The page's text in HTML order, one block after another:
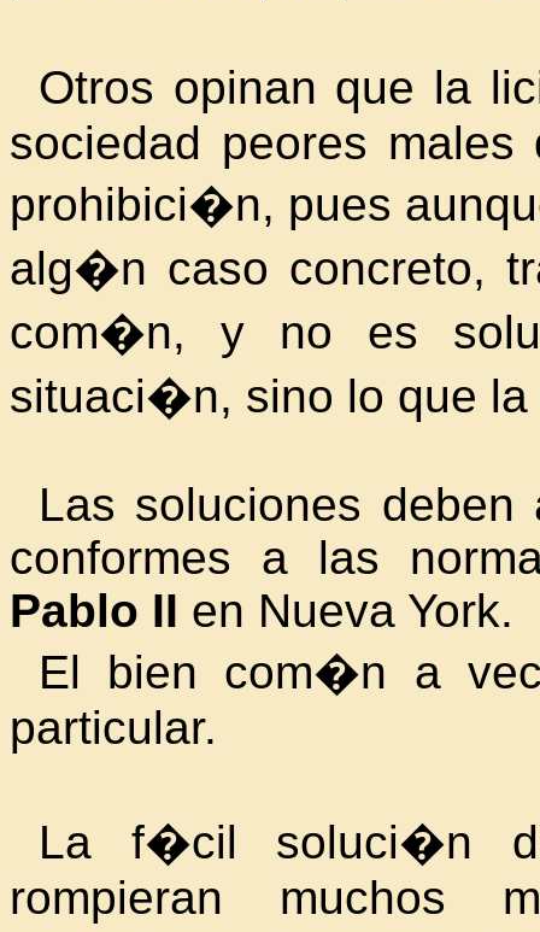
Otros opinan que la
sociedad peores
prohibici�n, pues
alg�n caso concreto,
com�n, y no es
situaci�n, sino lo que la
Las soluciones
conformes a las
Pablo II en Nueva York.
El bien com�n a
particular.
La f�cil soluci�n
rompieran muchos